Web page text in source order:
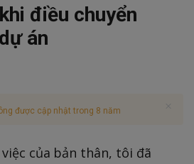
điều chuyển
án
được cập nhật trong 8 năm
của bản thân, tôi đã